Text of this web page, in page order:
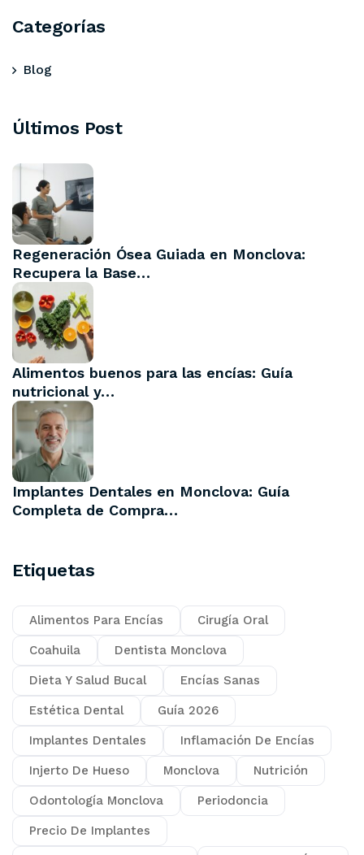
Categorías
Blog
Últimos Post
Regeneración Ósea Guiada en Monclova:
Recupera la Base…
Alimentos buenos para las encías: Guía
nutricional y…
Implantes Dentales en Monclova: Guía
Completa de Compra…
Etiquetas
Alimentos Para Encías Cirugía Oral
Coahuila Dentista Monclova
Dieta Y Salud Bucal Encías Sanas
Estética Dental Guía 2026
Implantes Dentales Inflamación De Encías
Injerto De Hueso Monclova Nutrición
Odontología Monclova Periodoncia
Precio De Implantes